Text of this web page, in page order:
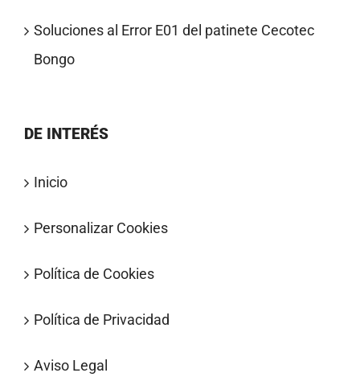
Soluciones al Error E01 del patinete Cecotec
Bongo
DE INTERÉS
Inicio
Personalizar Cookies
Política de Cookies
Política de Privacidad
Aviso Legal